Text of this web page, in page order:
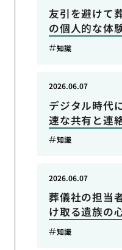
友引を避けて
の個人的な体
知識
デジタル時代
速な共有と連
2026.06.07
知識
葬儀社の担当
け取る遺族の
2026.06.07
知識